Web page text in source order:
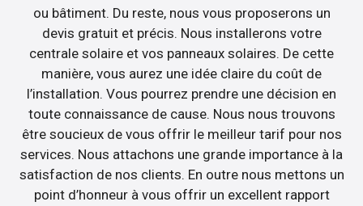
ou bâtiment. Du reste, nous vous proposerons un
devis gratuit et précis. Nous installerons votre
centrale solaire et vos panneaux solaires. De cette
manière, vous aurez une idée claire du coût de
l’installation. Vous pourrez prendre une décision en
toute connaissance de cause. Nous nous trouvons
être soucieux de vous offrir le meilleur tarif pour nos
services. Nous attachons une grande importance à la
satisfaction de nos clients. En outre nous mettons un
point d’honneur à vous offrir un excellent rapport